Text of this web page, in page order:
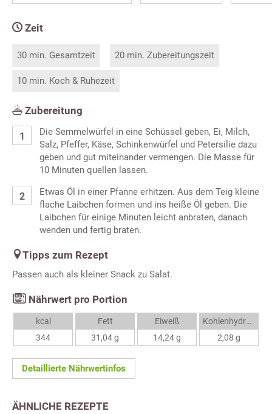
Zeit
30 min. Gesamtzeit 20 min. Zubereitungszeit
10 min. Koch & Ruhezeit
Zubereitung
Die Semmelwürfel in eine Schüssel geben, Ei, Milch,
Salz, Pfeffer, Käse, Schinkenwürfel und Petersilie dazu
geben und gut miteinander vermengen. Die Masse für
10 Minuten quellen lassen.
Etwas Öl in einer Pfanne erhitzen. Aus dem Teig kleine
flache Laibchen formen und ins heiße Öl geben. Die
Laibchen für einige Minuten leicht anbraten, danach
wenden und fertig braten.
Tipps zum Rezept
Passen auch als kleiner Snack zu Salat.
Nährwert pro Portion
kcal
344
Fett
31,04 g
Eiweiß
14,24 g
Kohlenhydrate
2,08 g
Detaillierte Nährwertinfos
ÄHNLICHE REZEPTE